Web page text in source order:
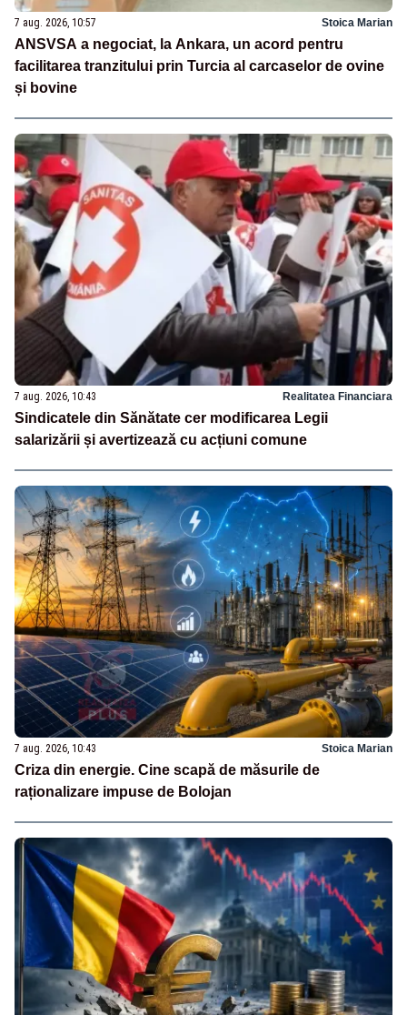
7 aug. 2026, 10:57 Stoica Marian
ANSVSA a negociat, la Ankara, un acord pentru
facilitarea tranzitului prin Turcia al carcaselor de ovine
și bovine
7 aug. 2026, 10:43 Realitatea Financiara
Sindicatele din Sănătate cer modificarea Legii
salarizării și avertizează cu acțiuni comune
7 aug. 2026, 10:43 Stoica Marian
Criza din energie. Cine scapă de măsurile de
raționalizare impuse de Bolojan